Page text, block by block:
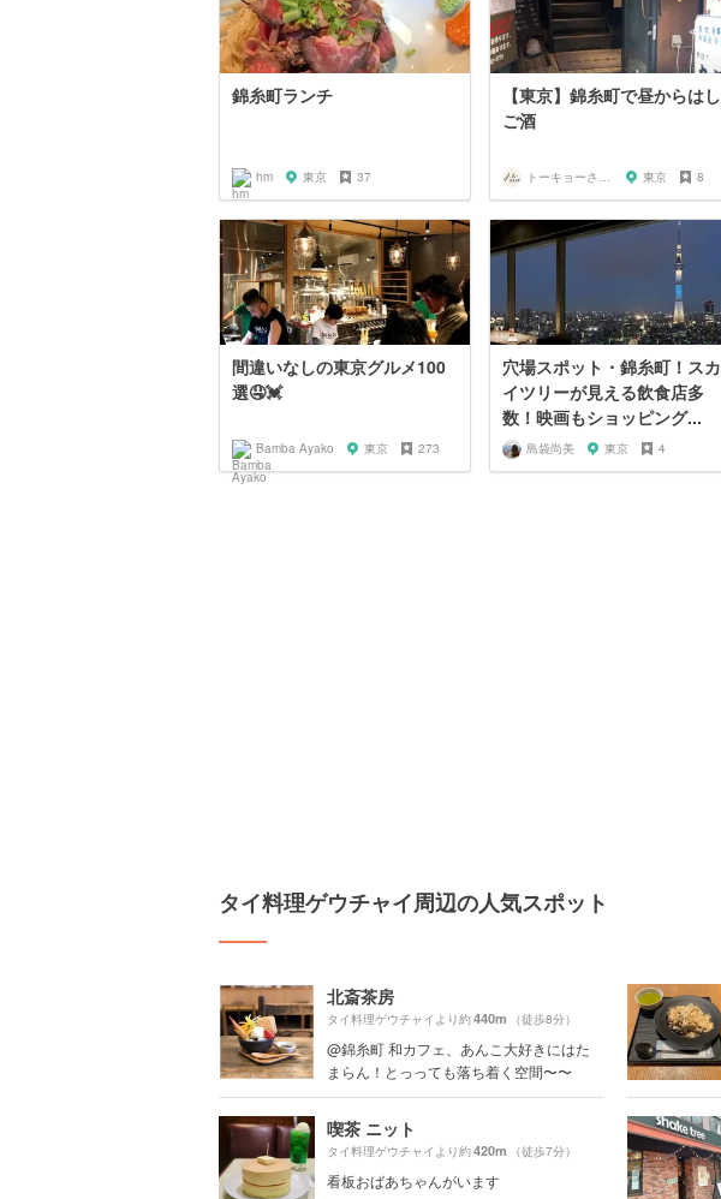
錦糸町ランチ
hm 東京 37
【東京】錦糸町で昼からはし
ご酒
トーキョーさんぽ 東京 8
間違いなしの東京グルメ100
選🤤💓
Bamba Ayako 東京 273
穴場スポット・錦糸町！スカ
イツリーが見える飲食店多
数！映画もショッピング...
島袋尚美 東京 4
タイ料理ゲウチャイ周辺の人気スポット
北斎茶房
タイ料理ゲウチャイより約440m （徒歩8分）
@錦糸町 和カフェ、あんこ大好きにはた
まらん！とっっても落ち着く空間〜〜
喫茶 ニット
タイ料理ゲウチャイより約420m （徒歩7分）
看板おばあちゃんがいます